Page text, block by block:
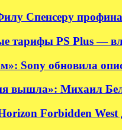
Спенсеру
тарифы PS Plus —
Sony обновила
вышла»: Михаил
Forbidden